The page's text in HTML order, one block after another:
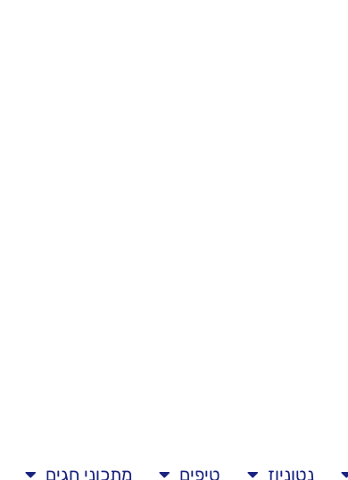
נטוניוז טיפים מתכוני חגים